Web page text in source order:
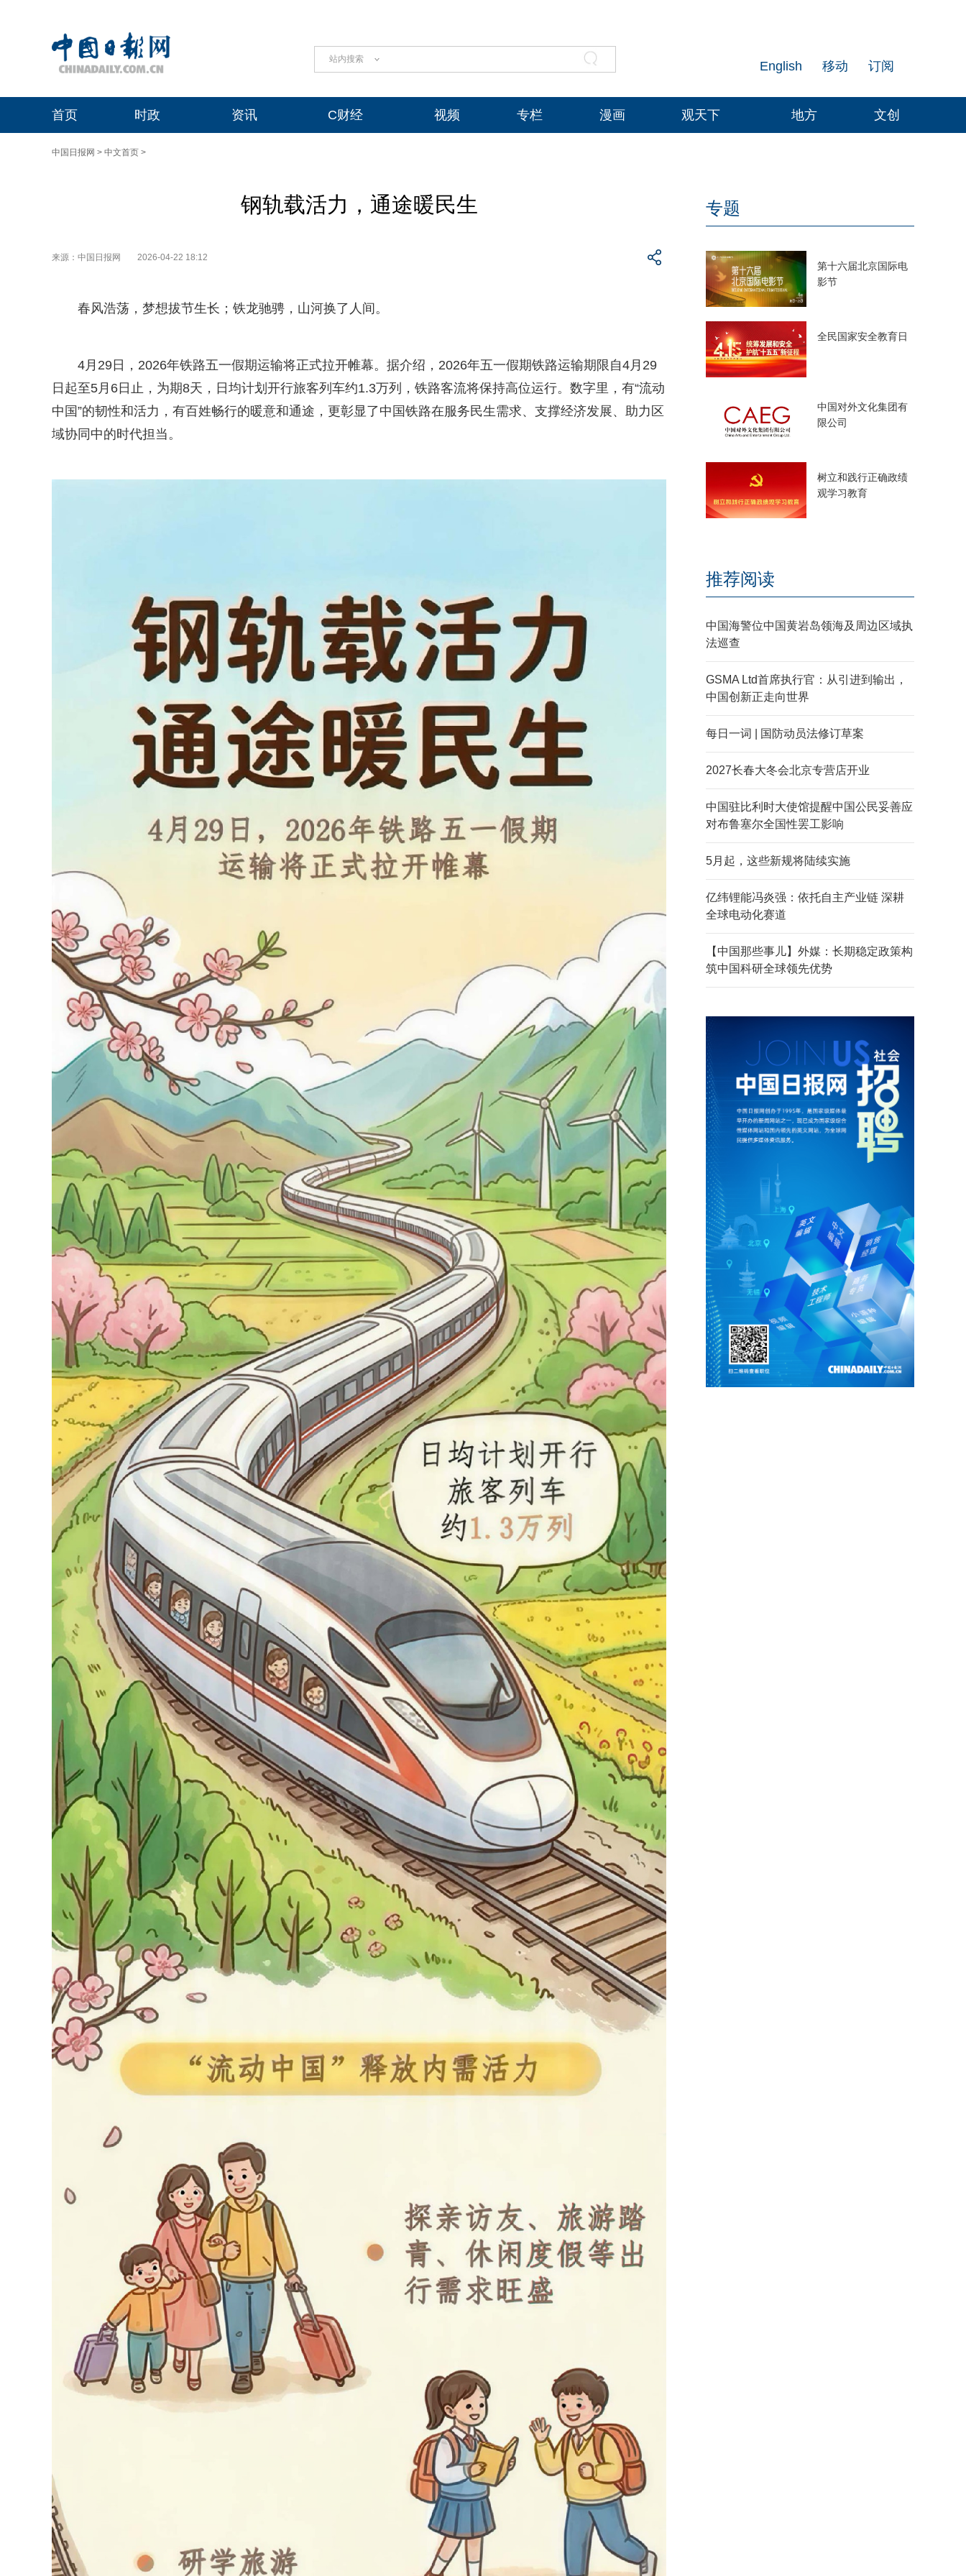
站内搜索 订阅
移动
English
首页 时政 资讯 C财经 视频 专栏 漫画 观天下 地方 文创
中国日报网 > 中文首页 >
钢轨载活力，通途暖民生
来源：中国日报网 2026-04-22 18:12
春风浩荡，梦想拔节生长；铁龙驰骋，山河换了人间。
4月29日，2026年铁路五一假期运输将正式拉开帷幕。据介绍，2026年五一假期铁路运输期限自4月29
日起至5月6日止，为期8天，日均计划开行旅客列车约1.3万列，铁路客流将保持高位运行。数字里，有“流动
中国”的韧性和活力，有百姓畅行的暖意和通途，更彰显了中国铁路在服务民生需求、支撑经济发展、助力区
域协同中的时代担当。
专题
第十六届北京国际电
影节
全民国家安全教育日
中国对外文化集团有
限公司
树立和践行正确政绩
观学习教育
推荐阅读
中国海警位中国黄岩岛领海及周边区域执
法巡查
GSMA Ltd首席执行官：从引进到输出，
中国创新正走向世界
每日一词 | 国防动员法修订草案
2027长春大冬会北京专营店开业
中国驻比利时大使馆提醒中国公民妥善应
对布鲁塞尔全国性罢工影响
5月起，这些新规将陆续实施
亿纬锂能冯炎强：依托自主产业链 深耕
全球电动化赛道
【中国那些事儿】外媒：长期稳定政策构
筑中国科研全球领先优势